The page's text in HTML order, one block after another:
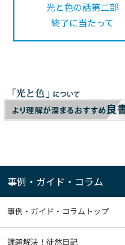
光と色の話第二部
終了に当たって
事例・ガイド・コラム
事例・ガイド・コラムトップ
課題解決！徒然日記